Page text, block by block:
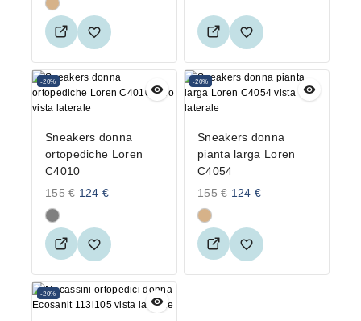
-20%
Sneakers donna
ortopediche Loren
C4010
155€ 124€
-20%
Sneakers donna
pianta larga Loren
C4054
155€ 124€
-20%